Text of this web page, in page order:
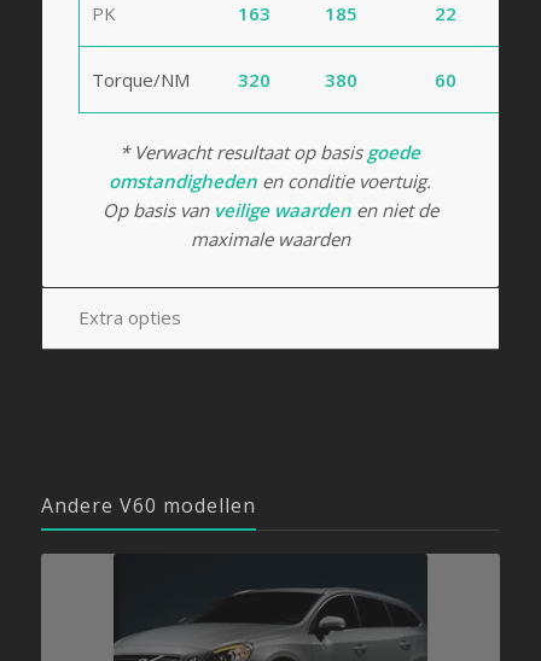
PK 163 185 22
Torque/NM 320 380 60
* Verwacht resultaat op basis goede
omstandigheden en conditie voertuig.
Op basis van veilige waardenen niet de
maximale waarden
Extra opties
Andere V60 modellen